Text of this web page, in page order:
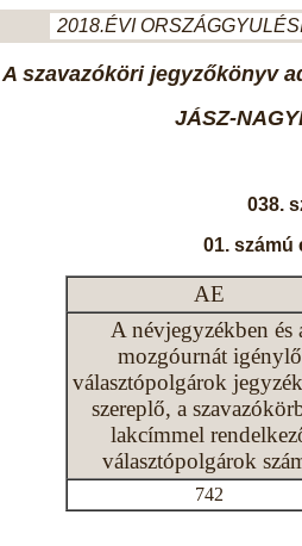
2018.ÉVI
A szavazóköri jegyzőkönyv
JÁSZ-
038.
01. számú
AE
A névjegyzékben és
mozgóurnát igénylő
választópolgárok
szereplő, a
lakcímmel
választópolgárok
742